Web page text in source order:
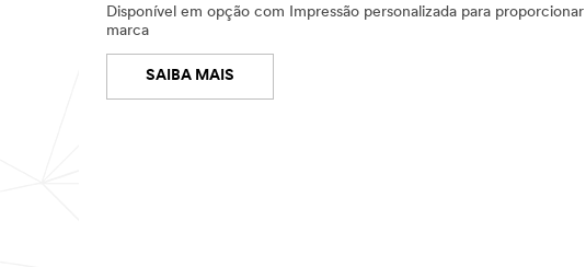
Disponível em opção com Impressão personalizada para
marca​
SAIBA MAIS